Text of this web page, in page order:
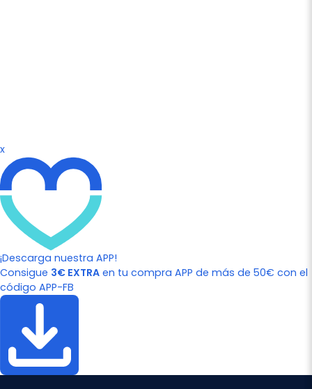
x
¡Descarga nuestra APP!
Consigue 3€ EXTRA en tu compra APP de más de 50€ con el
código APP-FB